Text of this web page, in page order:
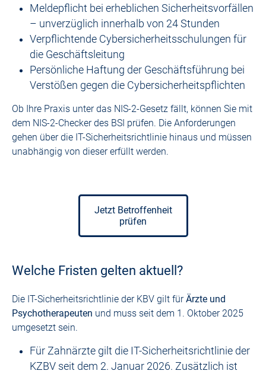
Meldepflicht bei erheblichen Sicherheitsvorfällen
– unverzüglich innerhalb von 24 Stunden
Verpflichtende Cybersicherheitsschulungen für
die Geschäftsleitung
Persönliche Haftung der Geschäftsführung bei
Verstößen gegen die Cybersicherheitspflichten
Ob Ihre Praxis unter das NIS-2-Gesetz fällt, können Sie mit
dem NIS-2-Checker des BSI prüfen. Die Anforderungen
gehen über die IT-Sicherheitsrichtlinie hinaus und müssen
unabhängig von dieser erfüllt werden.
Jetzt Betroffenheit
prüfen
Welche Fristen gelten aktuell?
Die IT-Sicherheitsrichtlinie der KBV gilt fürÄrzte und
Psychotherapeuten und muss seit dem 1. Oktober 2025
umgesetzt sein.
Für Zahnärzte gilt die IT-Sicherheitsrichtlinie der
KZBV seit dem 2. Januar 2026. Zusätzlich ist